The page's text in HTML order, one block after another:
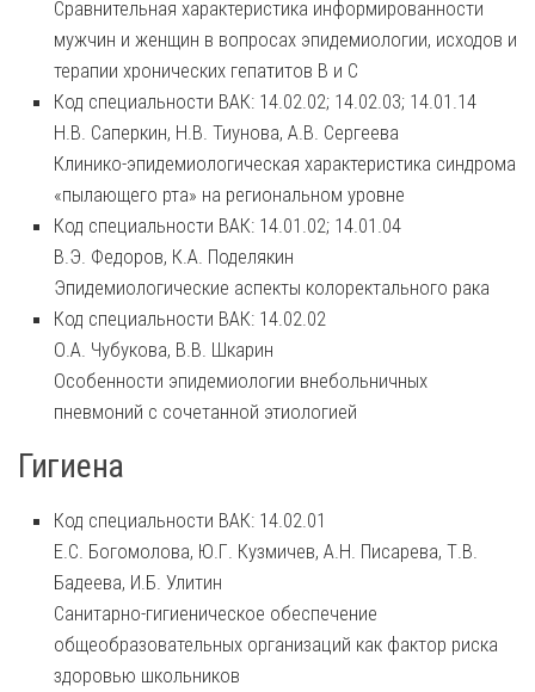
Сравнительная характеристика информированности
мужчин и женщин в вопросах эпидемиологии, исходов и
терапии хронических гепатитов В и С
Код специальности ВАК: 14.02.02; 14.02.03; 14.01.14
Н.В. Саперкин, Н.В. Тиунова, А.В. Сергеева
Клинико-эпидемиологическая характеристика синдрома
«пылающего рта» на региональном уровне
Код специальности ВАК: 14.01.02; 14.01.04
В.Э. Федоров, К.А. Поделякин
Эпидемиологические аспекты колоректального рака
Код специальности ВАК: 14.02.02
О.А. Чубукова, В.В. Шкарин
Особенности эпидемиологии внебольничных
пневмоний с сочетанной этиологией
Гигиена
Код специальности ВАК: 14.02.01
Е.С. Богомолова, Ю.Г. Кузмичев, А.Н. Писарева, Т.В.
Бадеева, И.Б. Улитин
Санитарно-гигиеническое обеспечение
общеобразовательных организаций как фактор риска
здоровью школьников